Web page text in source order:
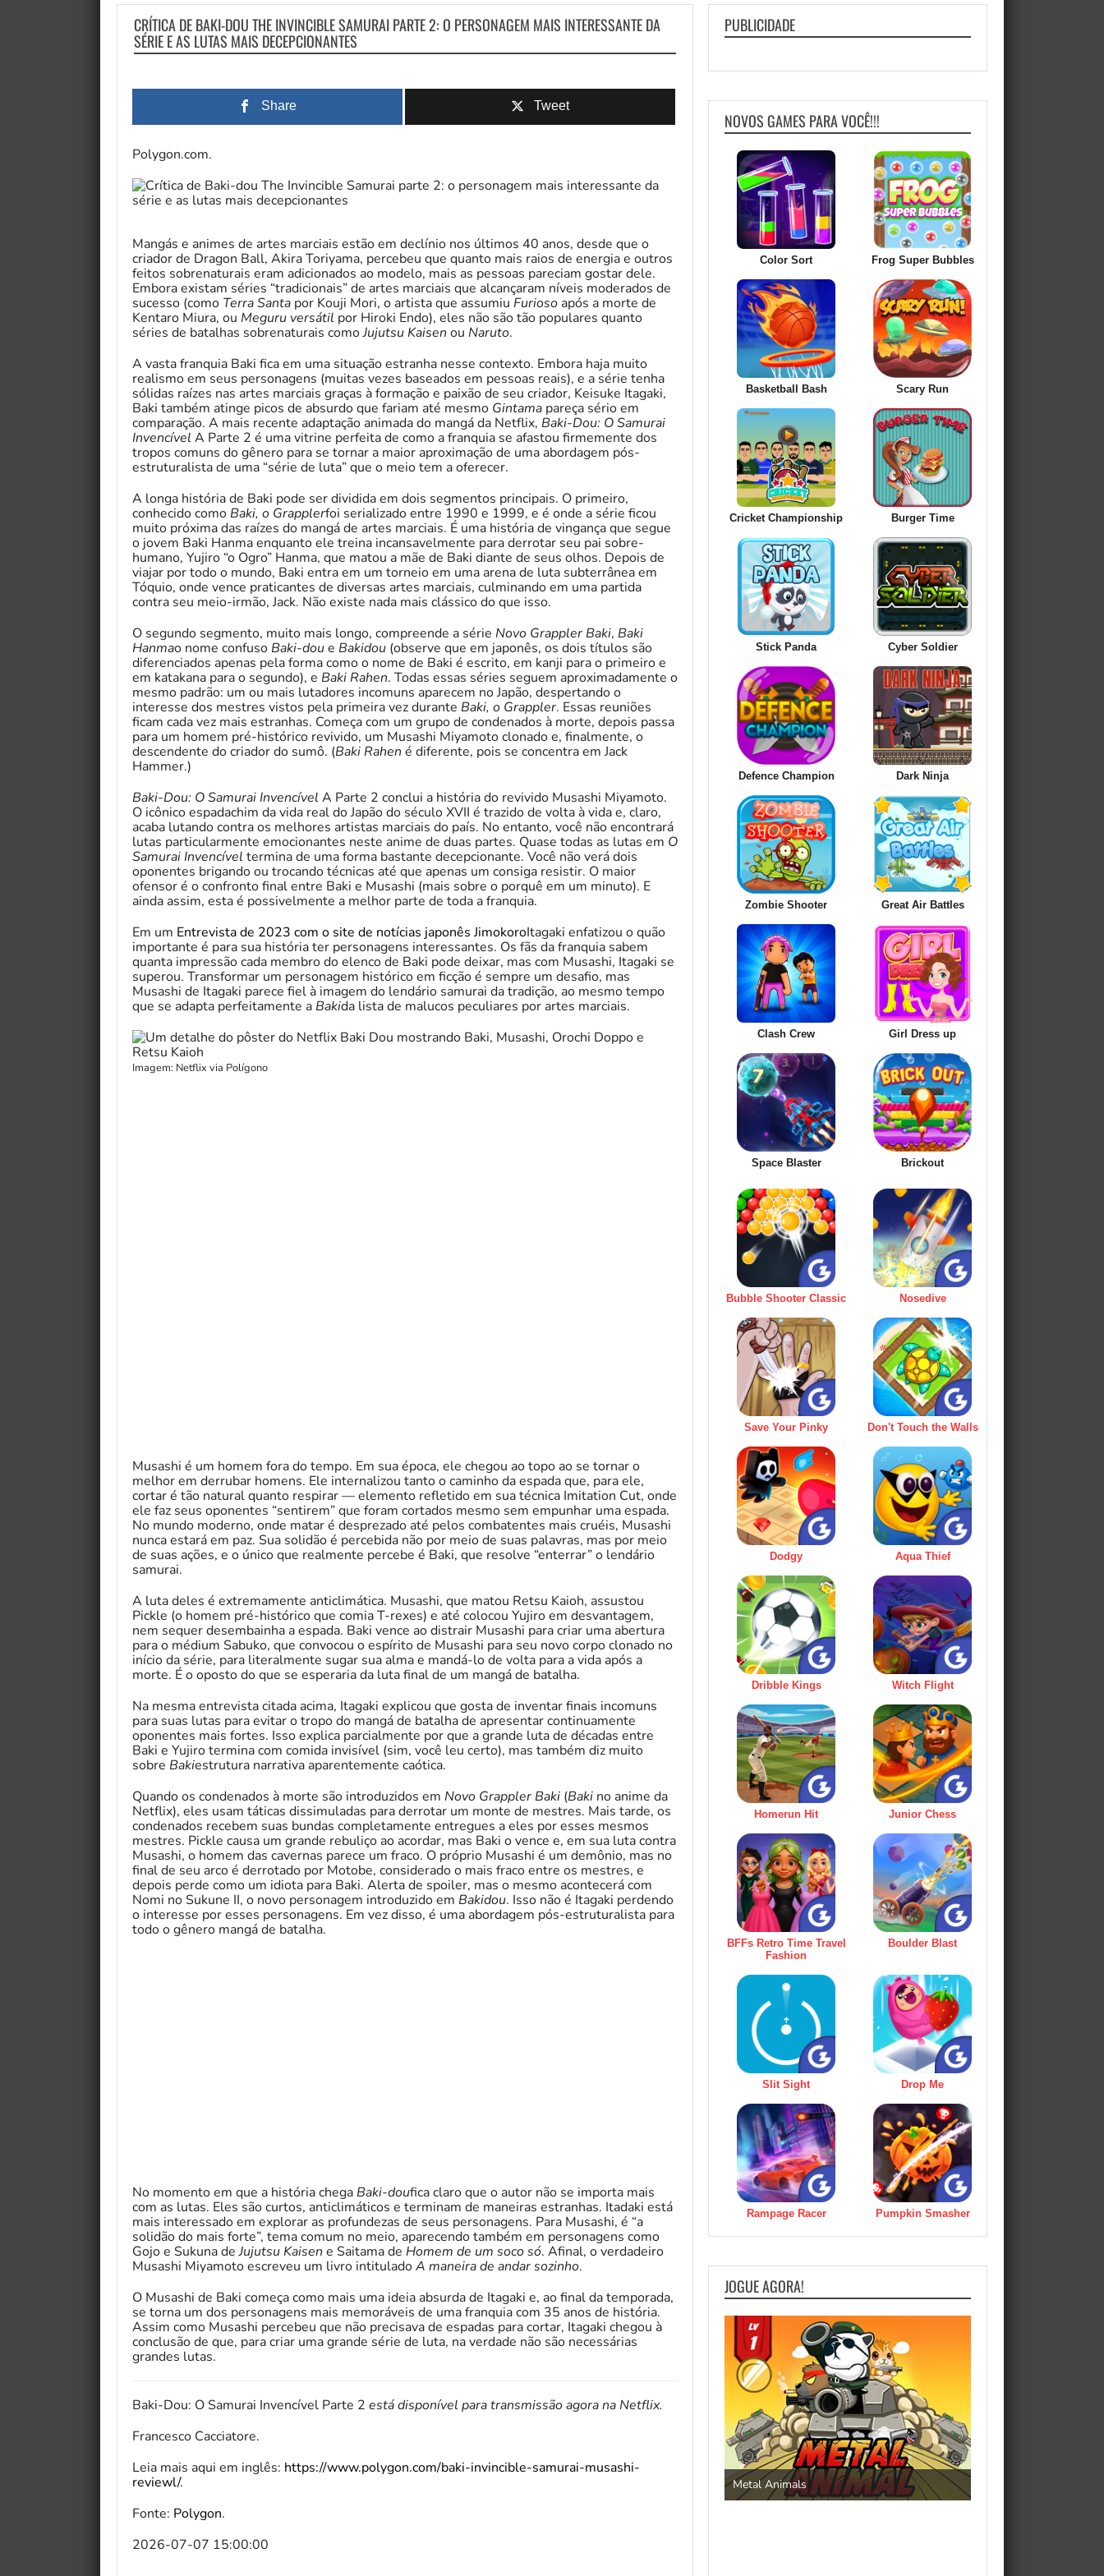
CRÍTICA DE BAKI-DOU THE INVINCIBLE SAMURAI PARTE 2: O PERSONAGEM MAIS INTERESSANTE DA
SÉRIE E AS LUTAS MAIS DECEPCIONANTES
Share Tweet
Polygon.com.
Mangás e animes de artes marciais estão em declínio nos últimos 40 anos, desde que o
criador de Dragon Ball, Akira Toriyama, percebeu que quanto mais raios de energia e outros
feitos sobrenaturais eram adicionados ao modelo, mais as pessoas pareciam gostar dele.
Embora existam séries “tradicionais” de artes marciais que alcançaram níveis moderados de
sucesso (como Terra Santa por Kouji Mori, o artista que assumiu Furioso após a morte de
Kentaro Miura, ou Meguru versátil por Hiroki Endo), eles não são tão populares quanto
séries de batalhas sobrenaturais comoJujutsu Kaisen ou Naruto.
A vasta franquia Baki fica em uma situação estranha nesse contexto. Embora haja muito
realismo em seus personagens (muitas vezes baseados em pessoas reais), e a série tenha
sólidas raízes nas artes marciais graças à formação e paixão de seu criador, Keisuke Itagaki,
Baki também atinge picos de absurdo que fariam até mesmo Gintama pareça sério em
comparação. A mais recente adaptação animada do mangá da Netflix, Baki-Dou: O Samurai
Invencível A Parte 2 é uma vitrine perfeita de como a franquia se afastou firmemente dos
tropos comuns do gênero para se tornar a maior aproximação de uma abordagem pós-
estruturalista de uma “série de luta” que o meio tem a oferecer.
A longa história de Baki pode ser dividida em dois segmentos principais. O primeiro,
conhecido como Baki, o Grapplerfoi serializado entre 1990 e 1999, e é onde a série ficou
muito próxima das raízes do mangá de artes marciais. É uma história de vingança que segue
o jovem Baki Hanma enquanto ele treina incansavelmente para derrotar seu pai sobre-
humano, Yujiro “o Ogro” Hanma, que matou a mãe de Baki diante de seus olhos. Depois de
viajar por todo o mundo, Baki entra em um torneio em uma arena de luta subterrânea em
Tóquio, onde vence praticantes de diversas artes marciais, culminando em uma partida
contra seu meio-irmão, Jack. Não existe nada mais clássico do que isso.
O segundo segmento, muito mais longo, compreende a série Novo Grappler Baki, Baki
Hanmao nome confuso Baki-doue Bakidou (observe que em japonês, os dois títulos são
diferenciados apenas pela forma como o nome de Baki é escrito, em kanji para o primeiro e
em katakana para o segundo), e Baki Rahen. Todas essas séries seguem aproximadamente o
mesmo padrão: um ou mais lutadores incomuns aparecem no Japão, despertando o
interesse dos mestres vistos pela primeira vez durante Baki, o Grappler. Essas reuniões
ficam cada vez mais estranhas. Começa com um grupo de condenados à morte, depois passa
para um homem pré-histórico revivido, um Musashi Miyamoto clonado e, finalmente, o
descendente do criador do sumô. (Baki Rahen é diferente, pois se concentra em Jack
Hammer.)
Baki-Dou: O Samurai Invencível A Parte 2 conclui a história do revivido Musashi Miyamoto.
O icônico espadachim da vida real do Japão do século XVII é trazido de volta à vida e, claro,
acaba lutando contra os melhores artistas marciais do país. No entanto, você não encontrará
lutas particularmente emocionantes neste anime de duas partes. Quase todas as lutas em O
Samurai Invencível termina de uma forma bastante decepcionante. Você não verá dois
oponentes brigando ou trocando técnicas até que apenas um consiga resistir. O maior
ofensor é o confronto final entre Baki e Musashi (mais sobre o porquê em um minuto). E
ainda assim, esta é possivelmente a melhor parte de toda a franquia.
Em um Entrevista de 2023 com o site de notícias japonês JimokoroItagaki enfatizou o quão
importante é para sua história ter personagens interessantes. Os fãs da franquia sabem
quanta impressão cada membro do elenco de Baki pode deixar, mas com Musashi, Itagaki se
superou. Transformar um personagem histórico em ficção é sempre um desafio, mas
Musashi de Itagaki parece fiel à imagem do lendário samurai da tradição, ao mesmo tempo
que se adapta perfeitamente a Bakida lista de malucos peculiares por artes marciais.
Imagem: Netflix via Polígono
Musashi é um homem fora do tempo. Em sua época, ele chegou ao topo ao se tornar o
melhor em derrubar homens. Ele internalizou tanto o caminho da espada que, para ele,
cortar é tão natural quanto respirar — elemento refletido em sua técnica Imitation Cut, onde
ele faz seus oponentes “sentirem” que foram cortados mesmo sem empunhar uma espada.
No mundo moderno, onde matar é desprezado até pelos combatentes mais cruéis, Musashi
nunca estará em paz. Sua solidão é percebida não por meio de suas palavras, mas por meio
de suas ações, e o único que realmente percebe é Baki, que resolve “enterrar” o lendário
samurai.
A luta deles é extremamente anticlimática. Musashi, que matou Retsu Kaioh, assustou
Pickle (o homem pré-histórico que comia T-rexes) e até colocou Yujiro em desvantagem,
nem sequer desembainha a espada. Baki vence ao distrair Musashi para criar uma abertura
para o médium Sabuko, que convocou o espírito de Musashi para seu novo corpo clonado no
início da série, para literalmente sugar sua alma e mandá-lo de volta para a vida após a
morte. É o oposto do que se esperaria da luta final de um mangá de batalha.
Na mesma entrevista citada acima, Itagaki explicou que gosta de inventar finais incomuns
para suas lutas para evitar o tropo do mangá de batalha de apresentar continuamente
oponentes mais fortes. Isso explica parcialmente por que a grande luta de décadas entre
Baki e Yujiro termina com comida invisível (sim, você leu certo), mas também diz muito
sobre Bakiestrutura narrativa aparentemente caótica.
Quando os condenados à morte são introduzidos em Novo Grappler Baki (Baki no anime da
Netflix), eles usam táticas dissimuladas para derrotar um monte de mestres. Mais tarde, os
condenados recebem suas bundas completamente entregues a eles por esses mesmos
mestres. Pickle causa um grande rebuliço ao acordar, mas Baki o vence e, em sua luta contra
Musashi, o homem das cavernas parece um fraco. O próprio Musashi é um demônio, mas no
final de seu arco é derrotado por Motobe, considerado o mais fraco entre os mestres, e
depois perde como um idiota para Baki. Alerta de spoiler, mas o mesmo acontecerá com
Nomi no Sukune II, o novo personagem introduzido em Bakidou. Isso não é Itagaki perdendo
o interesse por esses personagens. Em vez disso, é uma abordagem pós-estruturalista para
todo o gênero mangá de batalha.
No momento em que a história chega Baki-doufica claro que o autor não se importa mais
com as lutas. Eles são curtos, anticlimáticos e terminam de maneiras estranhas. Itadaki está
mais interessado em explorar as profundezas de seus personagens. Para Musashi, é “a
solidão do mais forte”, tema comum no meio, aparecendo também em personagens como
Gojo e Sukuna deJujutsu Kaisen e Saitama de Homem de um soco só. Afinal, o verdadeiro
Musashi Miyamoto escreveu um livro intituladoA maneira de andar sozinho.
O Musashi de Baki começa como mais uma ideia absurda de Itagaki e, ao final da temporada,
se torna um dos personagens mais memoráveis ​​de uma franquia com 35 anos de história.
Assim como Musashi percebeu que não precisava de espadas para cortar, Itagaki chegou à
conclusão de que, para criar uma grande série de luta, na verdade não são necessárias
grandes lutas.
Baki-Dou: O Samurai Invencível Parte 2 está disponível para transmissão agora na Netflix.
Francesco Cacciatore.
Leia mais aqui em inglês: https://www.polygon.com/baki-invincible-samurai-musashi-
reviewl/.
Fonte: Polygon.
2026-07-07 15:00:00
PUBLICIDADE
NOVOS GAMES PARA VOCÊ!!!
Color Sort Frog Super Bubbles
Basketball Bash Scary Run
Cricket Championship Burger Time
Stick Panda Cyber Soldier
Defence Champion Dark Ninja
Zombie Shooter Great Air Battles
Clash Crew Girl Dress up
Space Blaster Brickout
Bubble Shooter Classic Nosedive
Save Your Pinky Don't Touch the Walls
Dodgy Aqua Thief
Dribble Kings Witch Flight
Homerun Hit Junior Chess
BFFs Retro Time Travel
Fashion
Boulder Blast
Slit Sight Drop Me
Rampage Racer Pumpkin Smasher
JOGUE AGORA!
My Fairytale Griffin
Jogos de Aventura
Metal Animals